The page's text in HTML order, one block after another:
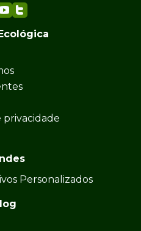
privacidade
Personalizados